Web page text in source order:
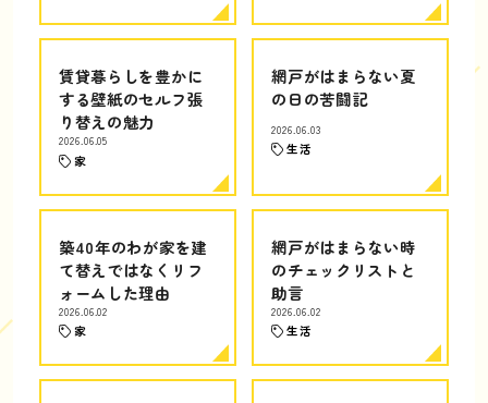
賃貸暮らしを豊かに
する壁紙のセルフ張
り替えの魅力
2026.06.05
家
網戸がはまらない夏
の日の苦闘記
2026.06.03
生活
築40年のわが家を建
て替えではなくリフ
ォームした理由
2026.06.02
家
網戸がはまらない時
のチェックリストと
助言
2026.06.02
生活